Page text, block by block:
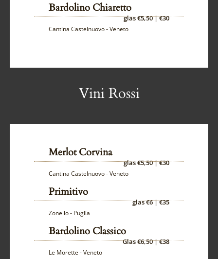
Bardolino Chiaretto
glas €5,50 | €30
Cantina Castelnuovo - Veneto
Vini Rossi
Merlot Corvina
glas €5,50 | €30
Cantina Castelnuovo - Veneto
Primitivo
glas €6 | €35
Zonello - Puglia
Bardolino Classico
Glas €6,50 | €38
Le Morette - Veneto